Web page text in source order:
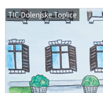
TIC Dolenjske Toplice